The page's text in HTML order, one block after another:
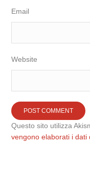
Email
Website
Questo sito utilizza
vengono elaborati i dati